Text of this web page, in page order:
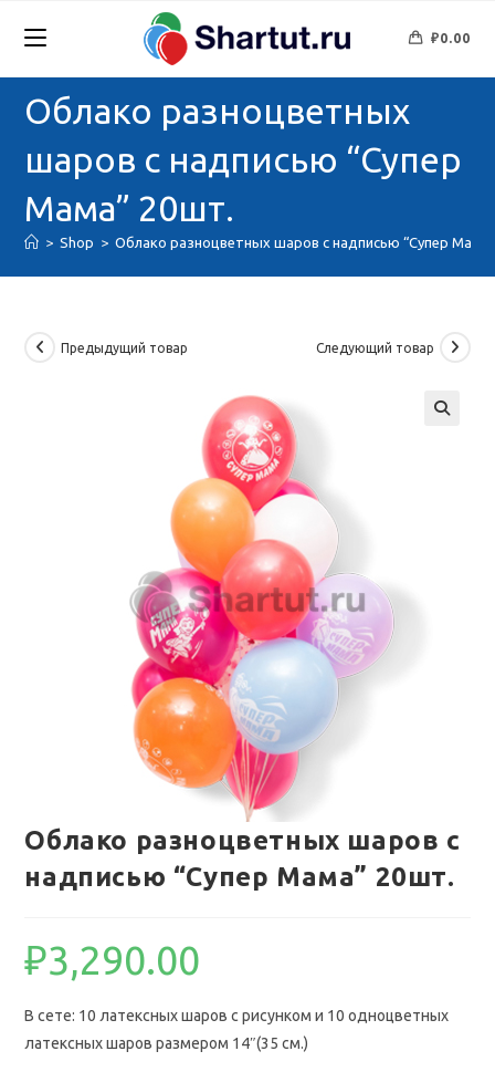
₽0.00
Облако разноцветных
шаров с надписью “Супер
Мама” 20шт.
> Shop > Облако разноцветных шаров с надписью “Супер
Предыдущий товар Следующий товар
Облако разноцветных шаров с
надписью “Супер Мама” 20шт.
₽3,290.00
В сете: 10 латексных шаров с рисунком и 10 одноцветных
латексных шаров размером 14″(35 см.)